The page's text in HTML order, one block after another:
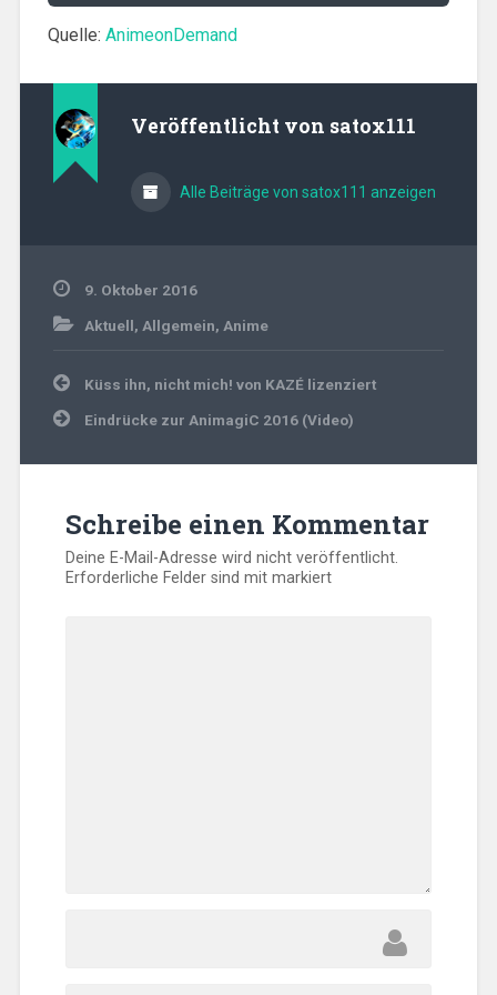
Quelle: AnimeonDemand
Veröffentlicht von satox111
Alle Beiträge von satox111 anzeigen
9. Oktober 2016
Aktuell, Allgemein, Anime
Beitragsnavigation
Küss ihn, nicht mich! von KAZÉ lizenziert
Eindrücke zur AnimagiC 2016 (Video)
Schreibe einen Kommentar
Deine E-Mail-Adresse wird nicht veröffentlicht.
Erforderliche Felder sind mitmarkiert